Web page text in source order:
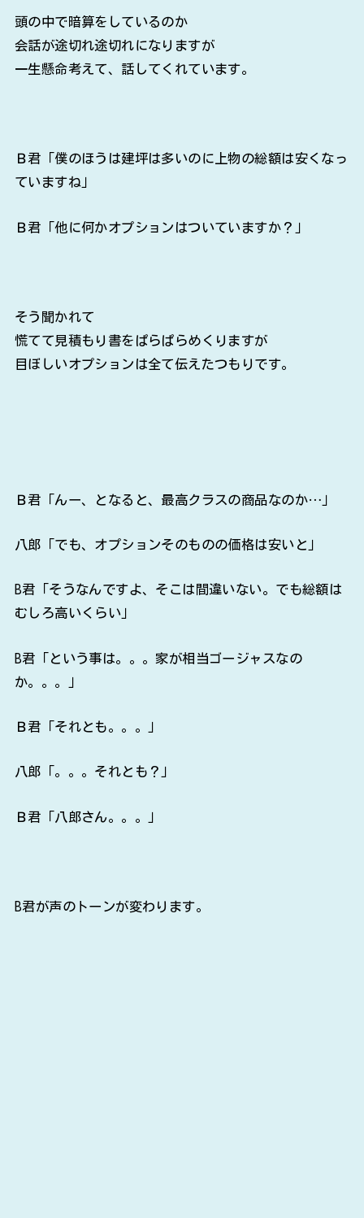
頭の中で暗算をしているのか
会話が途切れ途切れになりますが
一生懸命考えて、話してくれています。
Ｂ君「僕のほうは建坪は多いのに上物の総額は安くなっ
ていますね」
Ｂ君「他に何かオプションはついていますか？」
そう聞かれて
慌てて見積もり書をぱらぱらめくりますが
目ぼしいオプションは全て伝えたつもりです。
Ｂ君「んー、となると、最高クラスの商品なのか…」
八郎「でも、オプションそのものの価格は安いと」
B君「そうなんですよ、そこは間違いない。でも総額は
むしろ高いくらい」
B君「という事は。。。家が相当ゴージャスなの
か。。。」
Ｂ君「それとも。。。」
八郎「。。。それとも？」
Ｂ君「八郎さん。。。」
B君が声のトーンが変わります。